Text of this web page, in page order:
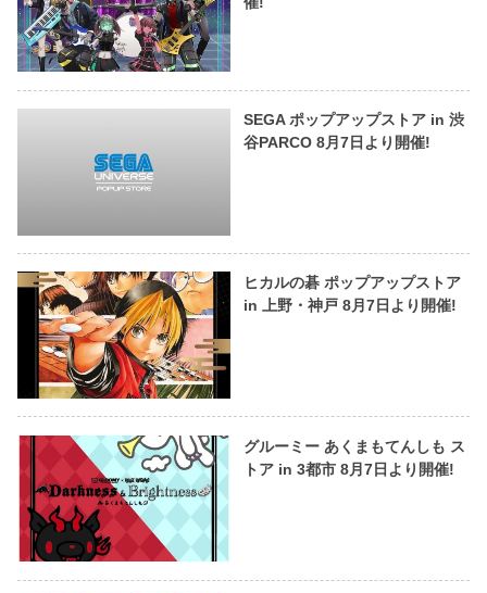
SEGA ポップアップストア in 渋
谷PARCO 8月7日より開催!
ヒカルの碁 ポップアップストア
in 上野・神戸 8月7日より開催!
グルーミー あくまもてんしも ス
トア in 3都市 8月7日より開催!